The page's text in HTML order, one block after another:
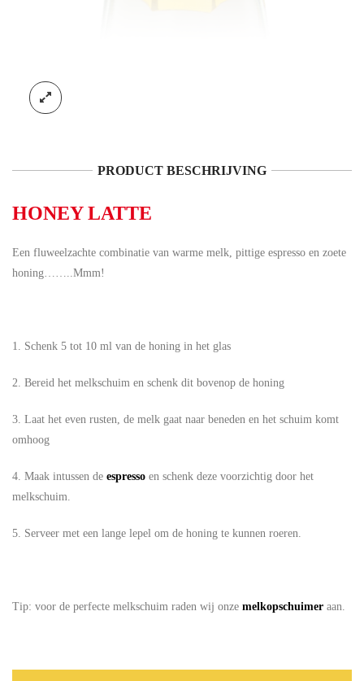
PRODUCT BESCHRIJVING
HONEY LATTE
Een fluweelzachte combinatie van warme melk, pittige espresso en zoete
honing……..Mmm!
1. Schenk 5 tot 10 ml van de honing in het glas
2. Bereid het melkschuim en schenk dit bovenop de honing
3. Laat het even rusten, de melk gaat naar beneden en het schuim komt
omhoog
4. Maak intussen de espresso en schenk deze voorzichtig door het
melkschuim.
5. Serveer met een lange lepel om de honing te kunnen roeren.
Tip: voor de perfecte melkschuim raden wij onze melkopschuimer aan.